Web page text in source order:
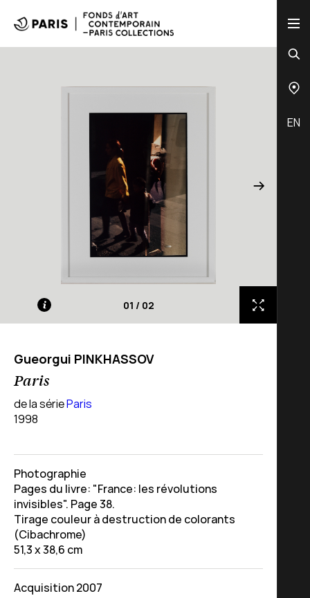
EN
01 / 02
Gueorgui PINKHASSOV
Paris
de la sérieParis
1998
Photographie
Pages du livre: "France: les révolutions
invisibles". Page 38.
Tirage couleur à destruction de colorants
(Cibachrome)
51,3 x 38,6 cm
Acquisition 2007